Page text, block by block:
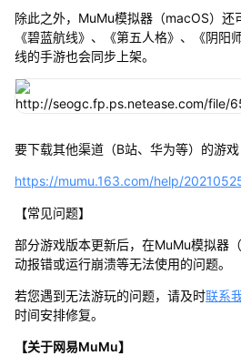
除此之外，MuMu模拟器（macOS）还
《碧蓝航线》、《第五人格》、《阴阳
线的手游也会同步上架。
要下载其他渠道（B站、华为等）的游戏
https://mumu.163.com/help/
【常见问题】
部分游戏版本更新后，在MuMu模拟器
动报错或运行崩溃等无法使用的问题。
若您遇到无法游玩的问题，请及时联系
时间安排修复。
【关于网易MuMu】